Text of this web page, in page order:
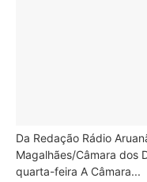
Da Redação Rádio
Magalhães/Câmara dos
quarta-feira A Câmara...